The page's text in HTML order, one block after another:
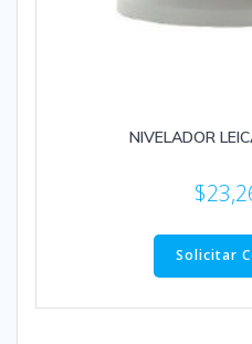
NIVELADOR
$
Solicitar